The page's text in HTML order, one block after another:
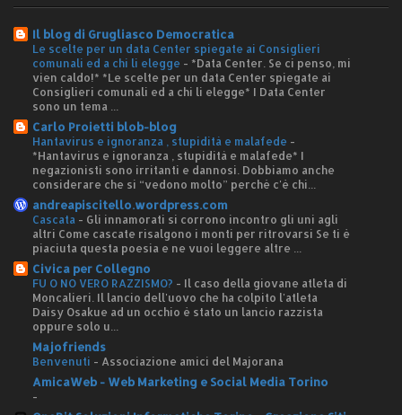
Il blog di Grugliasco Democratica
Le scelte per un data Center spiegate ai Consiglieri
comunali ed a chi li elegge - *Data Center. Se ci penso, mi
vien caldo!* *Le scelte per un data Center spiegate ai
Consiglieri comunali ed a chi li elegge* I Data Center
sono un tema ...
Carlo Proietti blob-blog
Hantavirus e ignoranza , stupidità e malafede -
*Hantavirus e ignoranza , stupidità e malafede* I
negazionisti sono irritanti e dannosi. Dobbiamo anche
considerare che si “vedono molto” perché c'è chi...
andreapiscitello.wordpress.com
Cascata - Gli innamorati si corrono incontro gli uni agli
altri Come cascate risalgono i monti per ritrovarsi Se ti è
piaciuta questa poesia e ne vuoi leggere altre ...
Civica per Collegno
FU O NO VERO RAZZISMO? - Il caso della giovane atleta di
Moncalieri. Il lancio dell'uovo che ha colpito l'atleta
Daisy Osakue ad un occhio è stato un lancio razzista
oppure solo u...
Majofriends
Benvenuti - Associazione amici del Majorana
AmicaWeb - Web Marketing e Social Media Torino
-